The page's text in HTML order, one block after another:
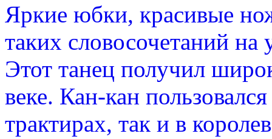
Яркие юбки, красивые
таких словосочетаний на
Этот танец получил
веке. Кан-кан
трактирах, так и в